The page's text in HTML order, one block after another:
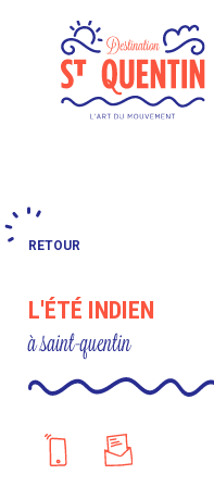
RETOUR
L'ÉTÉ INDIEN
à saint-quentin